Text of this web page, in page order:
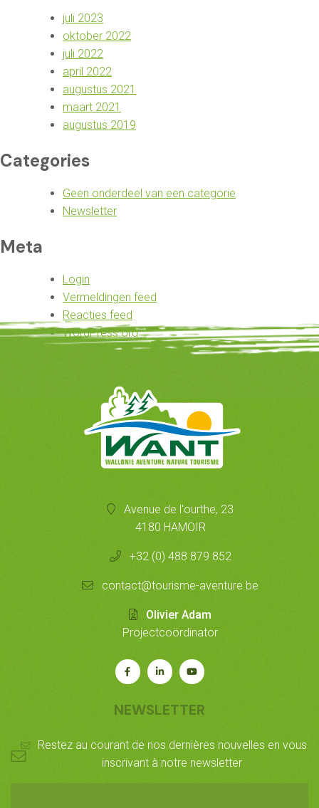
juli 2023
oktober 2022
juli 2022
april 2022
augustus 2021
maart 2021
augustus 2019
Categories
Geen onderdeel van een categorie
Newsletter
Meta
Login
Vermeldingen feed
Reacties feed
WordPress.org
Avenue de l'ourthe, 23
4180 HAMOIR
+32 (0) 488 879 852
contact@tourisme-aventure.be
Olivier Adam
Projectcoördinator
Rejoignez-
sur
Facebook
Rejoignez-
sur
LinkedIn
Notre
Youtube
NEWSLETTER
Restez au courant de nos dernières nouvelles en vous
inscrivant à notre newsletter